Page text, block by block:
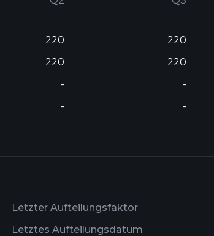
220 220
220 220
- -
- -
Letzter Aufteilungsfaktor
Letztes Aufteilungsdatum